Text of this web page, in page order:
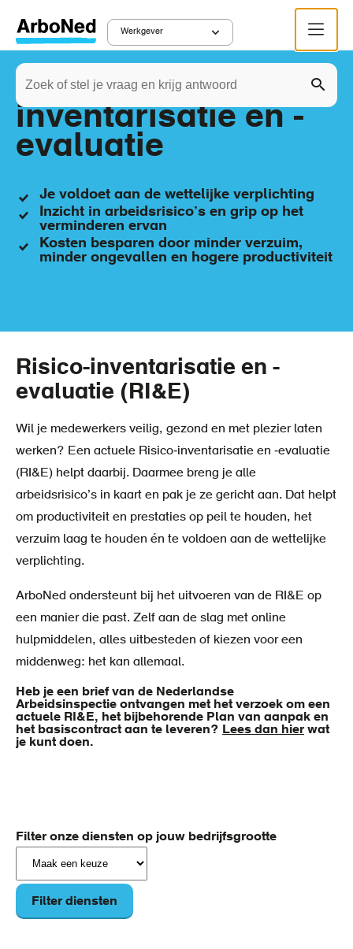
inhoud
Main
navigation
Werkgever
Zoeken
Risico-
inventarisatie en -
evaluatie
Je voldoet aan de wettelijke verplichting
Inzicht in arbeidsrisico’s en grip op het
verminderen ervan
Kosten besparen door minder verzuim,
minder ongevallen en hogere productiviteit
Risico-inventarisatie en -
evaluatie (RI&E)
Wil je medewerkers veilig, gezond en met plezier laten
werken? Een actuele Risico‑inventarisatie en ‑evaluatie
(RI&E) helpt daarbij. Daarmee breng je alle
arbeidsrisico’s in kaart en pak je ze gericht aan. Dat helpt
om productiviteit en prestaties op peil te houden, het
verzuim laag te houden én te voldoen aan de wettelijke
verplichting.
ArboNed ondersteunt bij het uitvoeren van de RI&E op
een manier die past. Zelf aan de slag met online
hulpmiddelen, alles uitbesteden of kiezen voor een
middenweg: het kan allemaal.
Heb je een brief van de Nederlandse
Arbeidsinspectie ontvangen met het verzoek om een
actuele RI&E, het bijbehorende Plan van aanpak en
het basiscontract aan te leveren? Lees dan hier wat
je kunt doen.
Filter onze diensten op jouw bedrijfsgrootte
Filter diensten